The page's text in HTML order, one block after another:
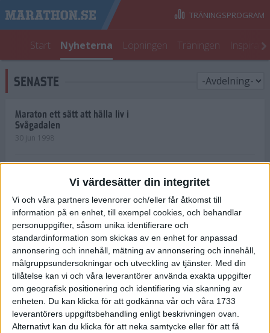
Vi värdesätter din integritet
Vi och våra partners levenrorer och/eller får åtkomst till
information på en enhet, till exempel cookies, och behandlar
personuppgifter, såsom unika identifierare och
standardinformation som skickas av en enhet for anpassad
annonsering och innehåll, mätning av annonsering och innehåll,
målgruppsundersokningar och utveckling av tjänster. Med din
tillåtelse kan vi och våra leverantörer använda exakta uppgifter
om geografisk positionering och identifiering via skanning av
enheten. Du kan klicka för att godkänna vår och våra 1733
leverantörers uppgiftsbehandling enligt beskrivningen ovan.
Alternativt kan du klicka för att neka samtycke eller för att få
Start Nyheterna Löpningen Träningen
TRÄNINGSPROGRAM
SENASTE
Maraton ett sätt att hålla liv i
Svågadalen
30 jun 1998
Norrlänningar firade semester i
Strängnäs
28 jun 1998
Maratonlöparna bäst i Trosa
I år fick Andervang kransen
27 jun 1998